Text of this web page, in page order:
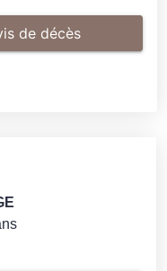
de décès